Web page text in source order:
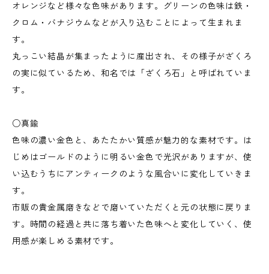
オレンジなど様々な色味があります。グリーンの色味は鉄・
クロム・バナジウムなどが入り込むことによって生まれま
す。
丸っこい結晶が集まったように産出され、その様子がざくろ
の実に似ているため、和名では「ざくろ石」と呼ばれていま
す。
○真鍮
色味の濃い金色と、あたたかい質感が魅力的な素材です。は
じめはゴールドのように明るい金色で光沢がありますが、使
い込むうちにアンティークのような風合いに変化していきま
す。
市販の貴金属磨きなどで磨いていただくと元の状態に戻りま
す。時間の経過と共に落ち着いた色味へと変化していく、使
用感が楽しめる素材です。